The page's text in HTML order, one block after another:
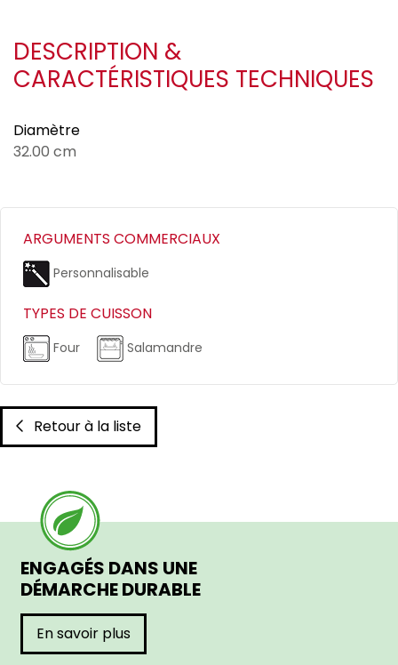
DESCRIPTION &
CARACTÉRISTIQUES TECHNIQUES
Diamètre
32.00 cm
ARGUMENTS COMMERCIAUX
Personnalisable
TYPES DE CUISSON
Four Salamandre
Retour à la liste
ENGAGÉS DANS UNE
DÉMARCHE DURABLE
En savoir plus